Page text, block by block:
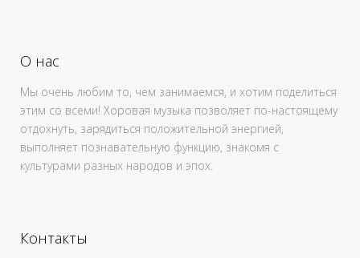
О нас
Мы очень любим то, чем занимаемся, и хотим поделиться
этим со всеми! Хоровая музыка позволяет по-настоящему
отдохнуть, зарядиться положительной энергией,
выполняет познавательную функцию, знакомя с
культурами разных народов и эпох.
Контакты